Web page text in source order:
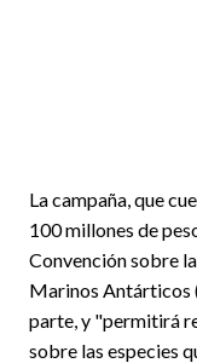
La campaña, que
100 millones de
Convención sobre
Marinos Antárticos
parte, y "permitirá
sobre las especies